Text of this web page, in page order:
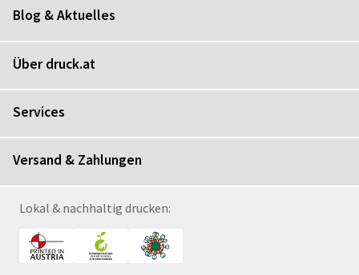
Blog & Aktuelles
Über druck.at
Services
Versand & Zahlungen
Lokal & nachhaltig drucken: